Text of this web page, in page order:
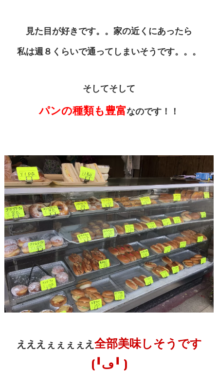
見た目が好きです。。家の近くにあったら
私は週８くらいで通ってしまいそうです。。。
そしてそして
パンの種類も豊富なのです！！
えええぇぇぇぇえ全部美味しそうです
(╹ڡ╹ )